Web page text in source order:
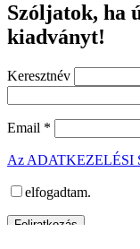
Szóljatok, ha
kiadványt!
Keresztnév
Email *
Az ADATKEZELÉSI
elfogadtam.